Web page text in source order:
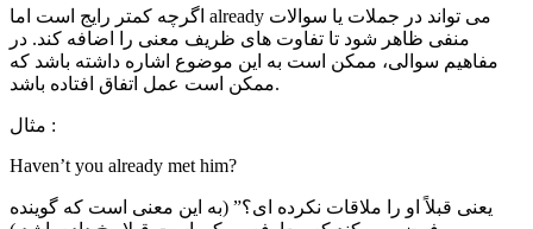
اگرچه کمتر رایج است اما already می تواند در جملات یا سوالات
منفی ظاهر شود تا تفاوت های ظریف معنی را اضافه کند. در
مفاهیم سوالی، ممکن است به این موضوع اشاره داشته باشد که
ممکن است عمل اتفاق افتاده باشد.
مثال :
Haven’t you already met him?
یعنی قبلاً او را ملاقات نکرده ای؟” (به این معنی است که گوینده